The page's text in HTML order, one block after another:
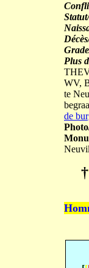
Plus
WV,
te
de
†